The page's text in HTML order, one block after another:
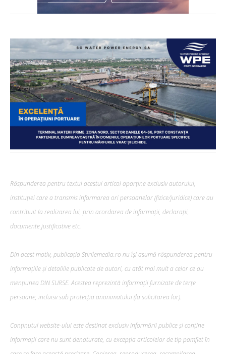
Răspunderea pentru textul acestui articol aparține exclusiv autorului,
instituției care a transmis informarea ori persoanelor (fizice/juridice) care au
contribuit la realizarea lui, prin acordarea de informații, declarații,
documente justificative etc.
Din acest motiv, publicația Stirilemedia.ro nu își asumă răspunderea pentru
informațiile și detaliile publicate de autori, cu atât mai mult a celor ce au
mențiunea DIN SURSE. Acestea reprezintă informații furnizate de terțe
persoane, incluisv sub protecția anonimatului (la solicitarea lor).
Conținutul website-ului este destinat exclusiv informării publice și conține
informații care nu sunt denaturate, cu excepția articolelor de tip pamflet în